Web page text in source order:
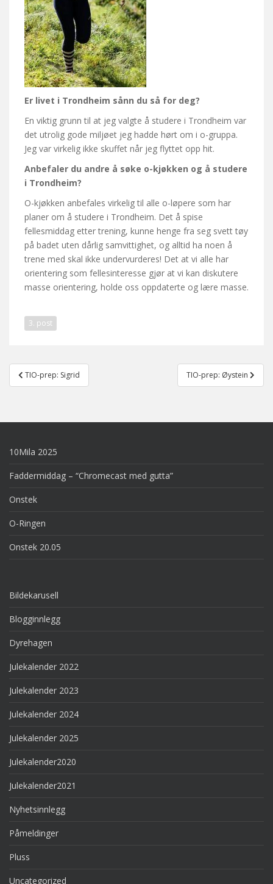
Er livet i Trondheim sånn du så for deg?
En viktig grunn til at jeg valgte å studere i Trondheim var
det utrolig gode miljøet jeg hadde hørt om i o-gruppa.
Jeg var virkelig ikke skuffet når jeg flyttet opp hit.
Anbefaler du andre å søke o-kjøkken og å studere
i Trondheim?
O-kjøkken anbefales virkelig til alle o-løpere som har
planer om å studere i Trondheim. Det å spise
fellesmiddag etter trening, kunne henge fra seg svett tøy
på badet uten dårlig samvittighet, og alltid ha noen å
trene med skal ikke undervurderes! Det at vi alle har
orientering som fellesinteresse gjør at vi kan diskutere
masse orientering, holde oss oppdaterte og lære masse.
3. post
Post
navigation
TIO-prep: Sigrid TIO-prep: Øystein
10Mila 2025
Faddermiddag – “Chromecast med gutta”
Onstek
O-Ringen
Onstek 20.05
Bildekarusell
Blogginnlegg
Dyrehagen
Julekalender 2022
Julekalender 2023
Julekalender 2024
Julekalender 2025
Julekalender2020
Julekalender2021
Nyhetsinnlegg
Påmeldinger
Pluss
Uncategorized